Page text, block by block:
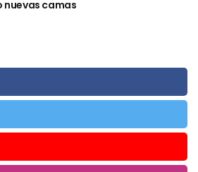
nuevas camas